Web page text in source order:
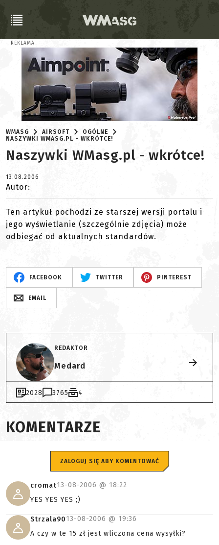
REKLAMA
WMASG AIRSOFT
OGÓLNE
NASZYWKI WMASG.PL - WKRÓTCE!
Naszywki WMasg.pl - wkrótce!
13.08.2006
Autor:
Ten artykuł pochodzi ze starszej wersji portalu i
jego wyświetlanie (szczególnie zdjęcia) może
odbiegać od aktualnych standardów.
FACEBOOK TWITTER PINTEREST
EMAIL
REDAKTOR
Medard
2028 3765 4
KOMENTARZE
ZALOGUJ SIĘ ABY KOMENTOWAĆ
cromat13-08-2006 @ 18:22
YES YES YES ;)
Strzala9013-08-2006 @ 19:36
A czy w te 15 zł jest wliczona cena wysyłki?